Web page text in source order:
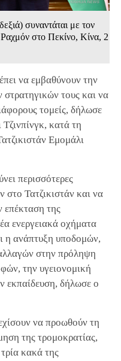
συναντάται με τον
στο Πεκίνο, Κίνα, 2
να εμβαθύνουν την
τους και να
τομείς, δήλωσε
κατά τη
Εμομάλι
περισσότερες
στο Τατζικιστάν και να
επέκταση της
ενεργειακά οχήματα
η ανάπτυξη υποδομών,
στην πρόληψη
την υγειονομική
εκπαίδευση, δήλωσε ο
να προωθούν τη
της τρομοκρατίας,
κακά της